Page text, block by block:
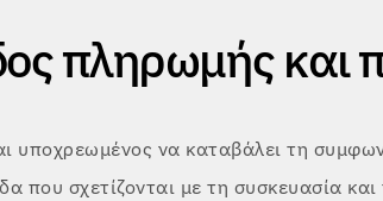
πληρωμής και
υποχρεωμένος να καταβάλει τη
που σχετίζονται με τη συσκευασία